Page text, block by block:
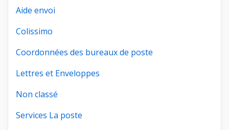
Aide envoi
Colissimo
Coordonnées des bureaux de poste
Lettres et Enveloppes
Non classé
Services La poste